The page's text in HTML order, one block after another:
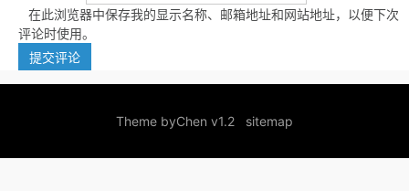
在此浏览器中保存我的显示名称、邮箱地址和网站地址，以便下次
评论时使用。
Theme byChen v1.2 sitemap